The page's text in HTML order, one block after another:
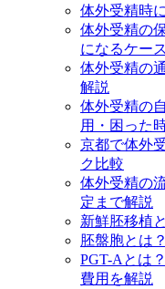
体外受精時
体外受精の
になるケース
体外受精の
解説
体外受精の
用・困った
京都で体外
ク比較
体外受精の
定まで解説
新鮮胚移植
胚盤胞とは
PGT-Aとは
費用を解説